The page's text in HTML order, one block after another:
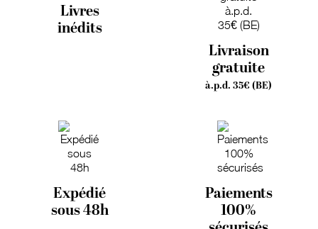
Livres
inédits
Livraison
gratuite
à.p.d. 35€ (BE)
Expédié
sous 48h
Paiements
100%